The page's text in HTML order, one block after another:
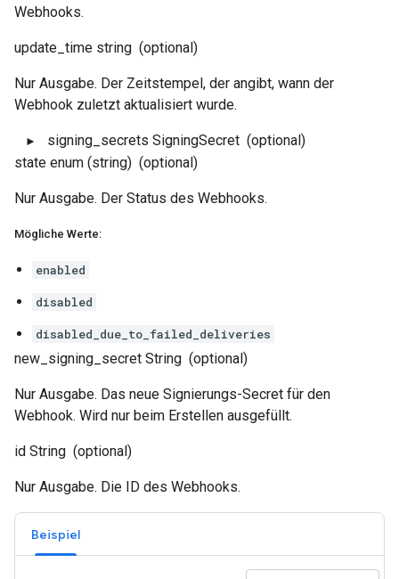
Webhooks.
update_time string (optional)
Nur Ausgabe. Der Zeitstempel, der angibt, wann der
Webhook zuletzt aktualisiert wurde.
signing_secrets SigningSecret (optional)
state enum (string) (optional)
Nur Ausgabe. Der Status des Webhooks.
Mögliche Werte:
enabled
disabled
disabled_due_to_failed_deliveries
new_signing_secret String (optional)
Nur Ausgabe. Das neue Signierungs-Secret für den
Webhook. Wird nur beim Erstellen ausgefüllt.
id String (optional)
Nur Ausgabe. Die ID des Webhooks.
Beispiel